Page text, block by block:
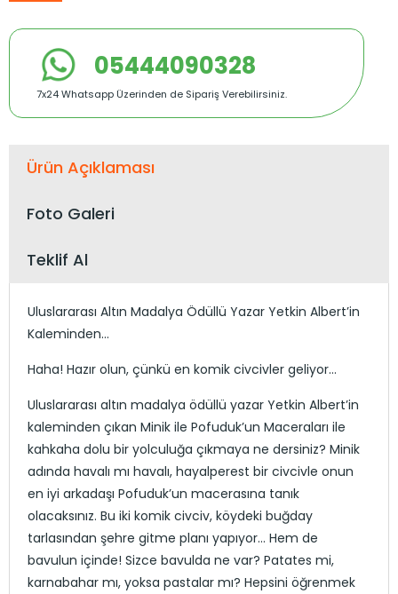
05444090328
7x24 Whatsapp Üzerinden de Sipariş Verebilirsiniz.
Ürün Açıklaması
Foto Galeri
Teklif Al
Uluslararası Altın Madalya Ödüllü Yazar Yetkin Albert’in
Kaleminden…
Haha! Hazır olun, çünkü en komik civcivler geliyor…
Uluslararası altın madalya ödüllü yazar Yetkin Albert’in
kaleminden çıkan Minik ile Pofuduk’un Maceraları ile
kahkaha dolu bir yolculuğa çıkmaya ne dersiniz? Minik
adında havalı mı havalı, hayalperest bir civcivle onun
en iyi arkadaşı Pofuduk’un macerasına tanık
olacaksınız. Bu iki komik civciv, köydeki buğday
tarlasından şehre gitme planı yapıyor… Hem de
bavulun içinde! Sizce bavulda ne var? Patates mi,
karnabahar mı, yoksa pastalar mı? Hepsini öğrenmek